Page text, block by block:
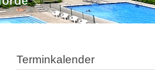
Terminkalender